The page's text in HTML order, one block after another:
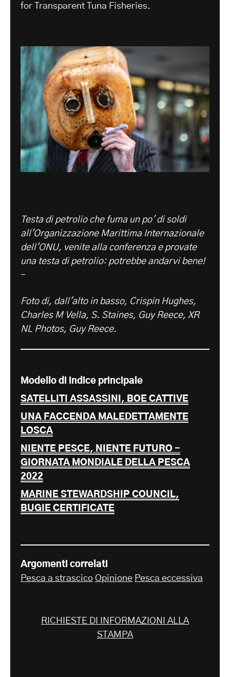
for Transparent Tuna Fisheries.
Testa di petrolio che fuma un po' di soldi
all'Organizzazione Marittima Internazionale
dell'ONU, venite alla conferenza e provate
una testa di petrolio: potrebbe andarvi bene!
-
Foto di, dall'alto in basso, Crispin Hughes,
Charles M Vella, S. Staines, Guy Reece, XR
NL Photos, Guy Reece.
Modello di indice principale
SATELLITI ASSASSINI, BOE CATTIVE
UNA FACCENDA MALEDETTAMENTE
LOSCA
NIENTE PESCE, NIENTE FUTURO -
GIORNATA MONDIALE DELLA PESCA
2022
MARINE STEWARDSHIP COUNCIL,
BUGIE CERTIFICATE
Argomenti correlati
Pesca a strascico Opinione Pesca eccessiva
RICHIESTE DI INFORMAZIONI ALLA
STAMPA